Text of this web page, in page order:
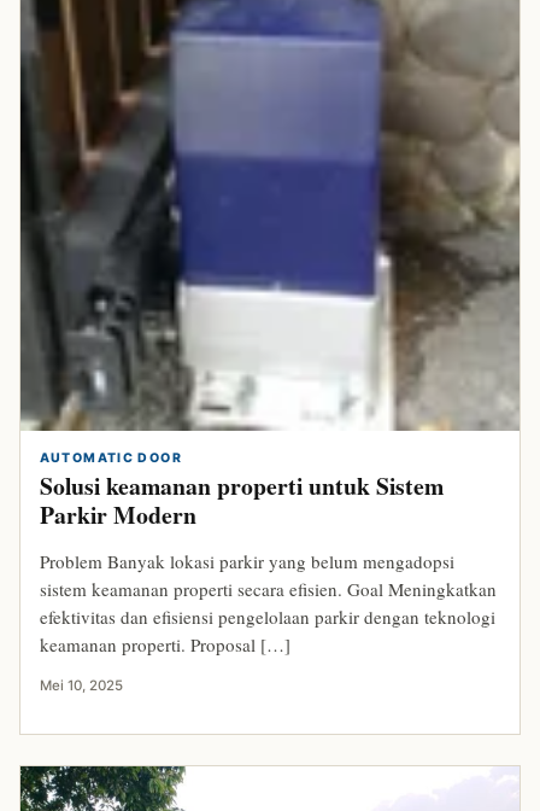
AUTOMATIC DOOR
Solusi keamanan properti untuk Sistem
Parkir Modern
Problem Banyak lokasi parkir yang belum mengadopsi
sistem keamanan properti secara efisien. Goal Meningkatkan
efektivitas dan efisiensi pengelolaan parkir dengan teknologi
keamanan properti. Proposal […]
Mei 10, 2025